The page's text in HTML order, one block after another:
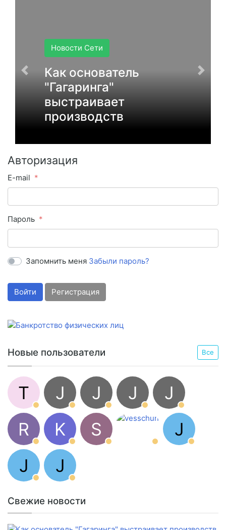
Новости Сети
Как основатель
"Гагаринга"
выстраивает
производств
Авторизация
E-mail
Пароль
Запомнить меня Забыли пароль?
Войти Регистрация
Новые пользователи Все
T J J J
J
R
K S
J
J
J
Свежие новости